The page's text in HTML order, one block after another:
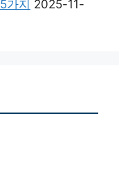
가지 2025-11-